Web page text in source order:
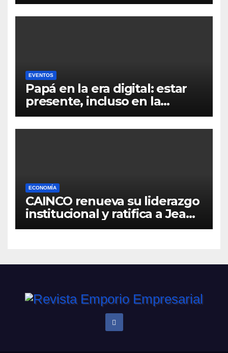
EVENTOS
Papá en la era digital: estar
presente, incluso en la
distancia
ECONOMÍA
CAINCO renueva su liderazgo
institucional y ratifica a Jean
Pierre Antelo para una nueva